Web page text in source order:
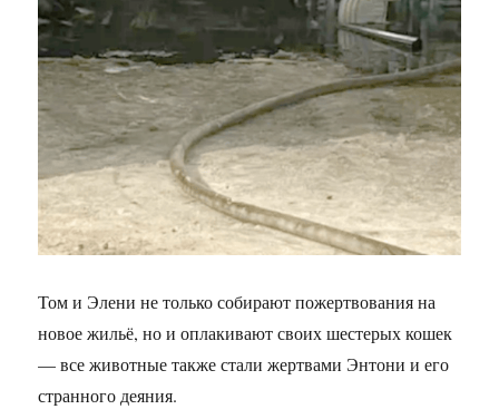
Том и Элени не только собирают пожертвования на
новое жильё, но и оплакивают своих шестерых кошек
— все животные также стали жертвами Энтони и его
странного деяния.